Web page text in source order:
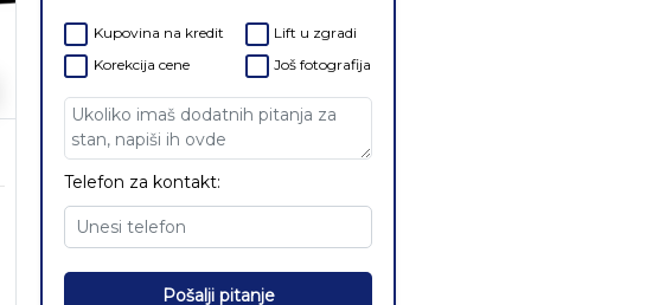
Kupovina na kredit
Korekcija cene
Lift u zgradi
Još fotografija
Telefon za kontakt:
Pošalji pitanje